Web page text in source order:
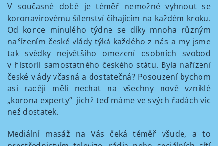
V současné době je téměř nemožné vyhnout se
koronavirovému šílenství číhajícím na každém kroku.
Od konce minulého týdne se díky mnoha různým
nařízením české vlády týká každého z nás a my jsme
tak svědky největšího omezení osobních svobod
v historii samostatného českého státu. Byla nařízení
české vlády včasná a dostatečná? Posouzení bychom
asi raději měli nechat na všechny nově vzniklé
„korona experty“, jichž teď máme ve svých řadách víc
než dostatek.
Mediální masáž na Vás čeká téměř všude, a to